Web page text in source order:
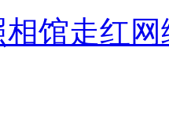
馆走红网